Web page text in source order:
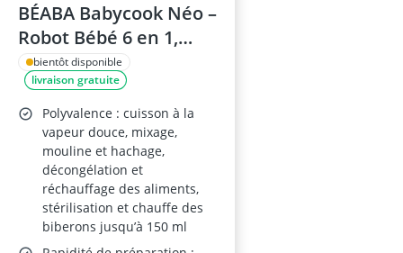
BÉABA Babycook Néo –
Robot Bébé 6 en 1,
Made in France, bol en
verre et cuve inox
bientôt disponible
livraison gratuite
Polyvalence : cuisson à la
vapeur douce, mixage,
mouline et hachage,
décongélation et
réchauffage des aliments,
stérilisation et chauffe des
biberons jusqu’à 150 ml